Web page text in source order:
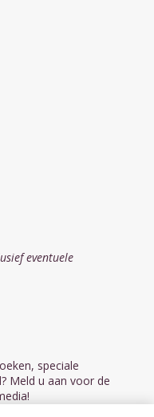
eventuele
speciale
Meld u aan voor de